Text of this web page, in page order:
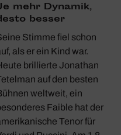
mehr Dynamik,
besser
Stimme fiel schon
als er ein Kind war.
brillierte Jonathan
auf den besten
weltweit, ein
Faible hat der
Tenor für